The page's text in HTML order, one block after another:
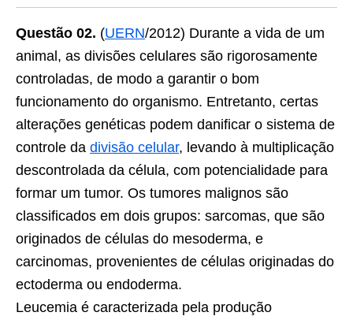
Questão 02. (UERN/2012) Durante a vida de um
animal, as divisões celulares são rigorosamente
controladas, de modo a garantir o bom
funcionamento do organismo. Entretanto, certas
alterações genéticas podem danificar o sistema de
controle da divisão celular, levando à multiplicação
descontrolada da célula, com potencialidade para
formar um tumor. Os tumores malignos são
classificados em dois grupos: sarcomas, que são
originados de células do mesoderma, e
carcinomas, provenientes de células originadas do
ectoderma ou endoderma.
Leucemia é caracterizada pela produção